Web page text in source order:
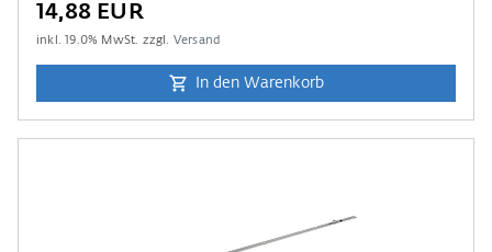
14,88 EUR
inkl.19.0% MwSt. zzgl. Versand
In den Warenkorb